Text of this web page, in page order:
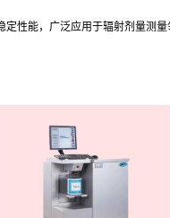
性能，广泛应用于辐射剂量